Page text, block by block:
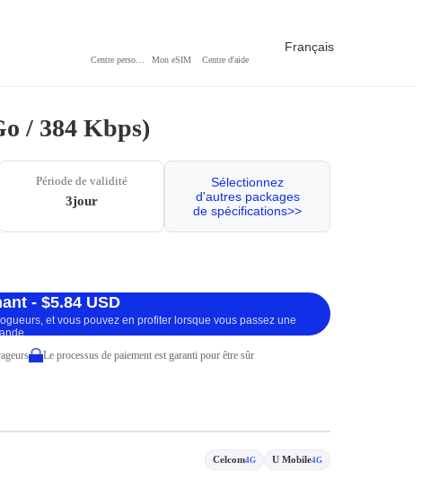
Mon eSIM Centre d'aide
Français
/ 384 Kbps)
Période de validité
3jour
Sélectionnez
d'autres packages
de spécifications>>
- $5.84 USD
et vous pouvez en profiter lorsque vous passez une
Le processus de paiement est garanti pour être sûr
Celcom4G U Mobile4G